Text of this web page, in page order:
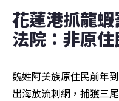
花蓮港抓龍
法院：非原
魏姓阿美族原住民前年
出海放流刺網，捕獲三